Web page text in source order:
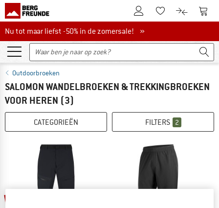
De klantenaccount
Naar deNaar de
Nu tot maar liefst -50% in de zomersale!
Nu tot maar liefst -50% in de zomersale! »
Outdoorbroeken
SALOMON WANDELBROEKEN & TREKKINGBROEKEN
VOOR HEREN (3)
CATEGORIEËN FILTERS 2